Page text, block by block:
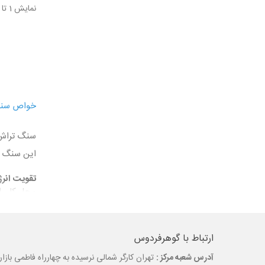
نمایش 1 تا 24 از 48 مورد
خواص
سنگ
این سنگ
تقویت
محل کار
ارتباط با گوهرفردوس
آدرس شعبه مرکز : تهران کارگر شمالی نرسیده به چهارراه فاطمی بازارچه لاله پلاک